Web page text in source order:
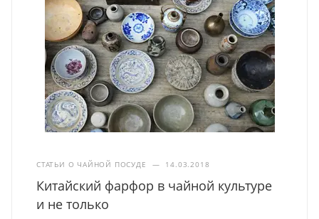
СТАТЬИ О ЧАЙНОЙ ПОСУДЕ — 14.03.2018
Китайский фарфор в чайной культуре
и не только